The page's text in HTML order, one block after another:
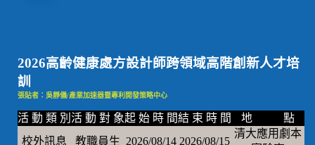
2026高齡健康處方設計師跨領域高階創新人才培
訓
張貼者：吳靜儀/產業加速器暨專利開發策略中心
活 動 類 別 活 動 對 象起 始 時 間結 束 時 間
地 點
校外訊息
教職員生 2026/08/14 2026/08/15
清大應用劇本